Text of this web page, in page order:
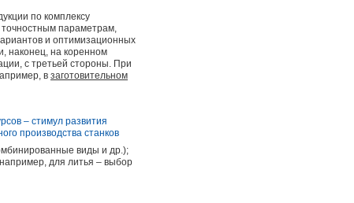
по комплексу
параметрам,
и оптимизационных
наконец, на коренном
с третьей стороны. При
в заготовительном
виды и др.);
для литья – выбор